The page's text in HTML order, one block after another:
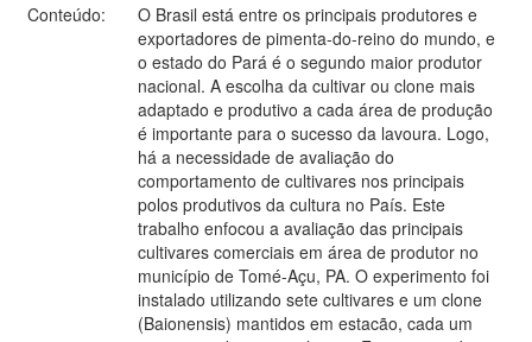
Conteúdo:
O Brasil está entre os principais produtores e
exportadores de pimenta-do-reino do mundo, e
o estado do Pará é o segundo maior produtor
nacional. A escolha da cultivar ou clone mais
adaptado e produtivo a cada área de produção
é importante para o sucesso da lavoura. Logo,
há a necessidade de avaliação do
comportamento de cultivares nos principais
polos produtivos da cultura no País. Este
trabalho enfocou a avaliação das principais
cultivares comerciais em área de produtor no
município de Tomé-Açu, PA. O experimento foi
instalado utilizando sete cultivares e um clone
(Baionensis) mantidos em estacão, cada um